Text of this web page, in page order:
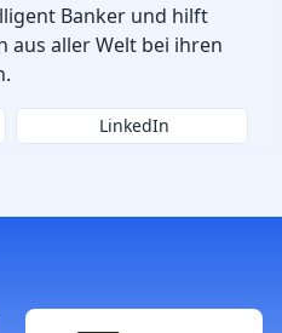
Banker und hilft
aus aller Welt bei ihren
LinkedIn